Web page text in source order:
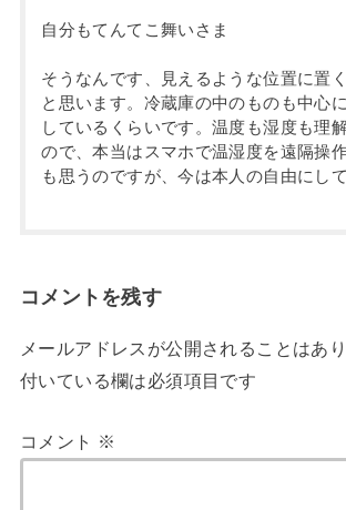
自分もてんてこ舞いさま
そうなんです、見えるような位置に置
と思います。冷蔵庫の中のものも中心
しているくらいです。温度も湿度も理
ので、本当はスマホで温湿度を遠隔操
も思うのですが、今は本人の自由にして
コメントを残す
メールアドレスが公開されることはあり
付いている欄は必須項目です
コメント ※